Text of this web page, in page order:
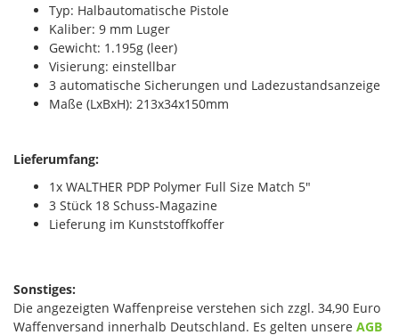
Typ: Halbautomatische Pistole
Kaliber: 9 mm Luger
Gewicht: 1.195g (leer)
Visierung: einstellbar
3 automatische Sicherungen und Ladezustandsanzeige
Maße (LxBxH): 213x34x150mm
Lieferumfang:
1x WALTHER PDP Polymer Full Size Match 5"
3 Stück 18 Schuss-Magazine
Lieferung im Kunststoffkoffer
Sonstiges:
Die angezeigten Waffenpreise verstehen sich zzgl. 34,90 Euro
Waffenversand innerhalb Deutschland. Es gelten unsere AGB